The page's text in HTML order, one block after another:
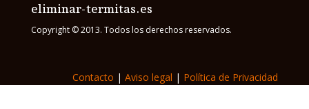
eliminar-termitas.es
Copyright © 2013. Todos los derechos reservados.
Contacto |Aviso legal | Política de Privacidad